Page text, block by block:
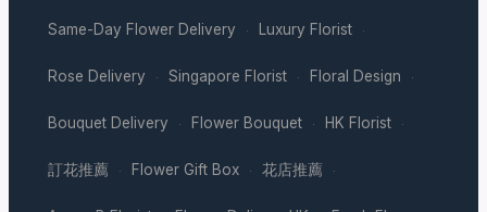
Same-Day Flower Delivery · Luxury Florist ·
Rose Delivery · Singapore Florist · Floral Design ·
Bouquet Delivery · Flower Bouquet · HK Florist ·
訂花推薦 · Flower Gift Box · 花店推薦 ·